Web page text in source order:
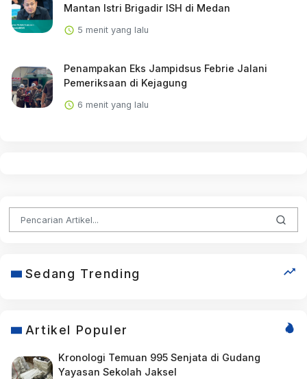
Mantan Istri Brigadir ISH di Medan
5 menit yang lalu
Penampakan Eks Jampidsus Febrie Jalani
Pemeriksaan di Kejagung
6 menit yang lalu
Sedang Trending
Artikel Populer
Kronologi Temuan 995 Senjata di Gudang
Yayasan Sekolah Jaksel